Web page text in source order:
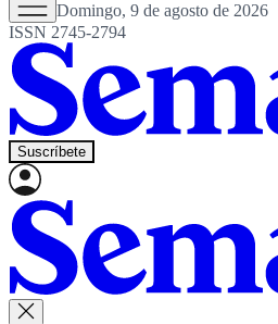
Domingo, 9 de agosto de 2026
ISSN 2745-2794
Suscríbete